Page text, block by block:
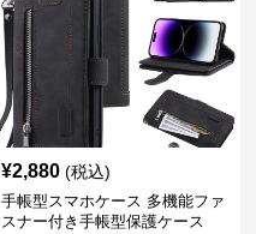
¥2,880 (税込)
手帳型スマホケース 多機能ファ
スナー付き手帳型保護ケース